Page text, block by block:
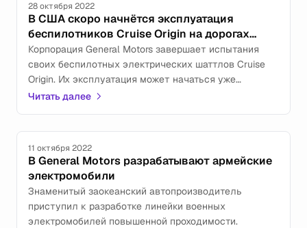
28 октября 2022
В США скоро начнётся эксплуатация
беспилотников Cruise Origin на дорогах
общего пользования
Корпорация General Motors завершает испытания
своих беспилотных электрических шаттлов Cruise
Origin. Их эксплуатация может начаться уже
в будущем году.
Читать далее
11 октября 2022
В General Motors разрабатывают армейские
электромобили
Знаменитый заокеанский автопроизводитель
приступил к разработке линейки военных
электромобилей повышенной проходимости.